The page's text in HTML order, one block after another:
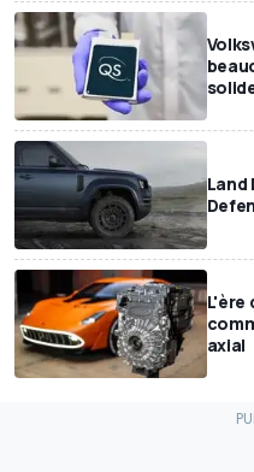
Land
L'ère
axial